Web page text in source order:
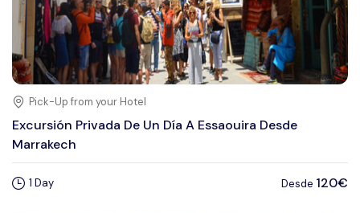
Pick-Up from your Hotel
Excursión Privada De Un Día A Essaouira Desde
Marrakech
1 Day Desde 120€